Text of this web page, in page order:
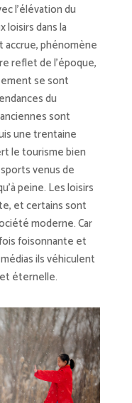
l’élévation du
loisirs dans la
accrue, phénomène
reflet de l’époque,
se sont
du
sont
une trentaine
le tourisme bien
venus de
peine. Les loisirs
et certains sont
moderne. Car
foisonnante et
ils véhiculent
et éternelle.